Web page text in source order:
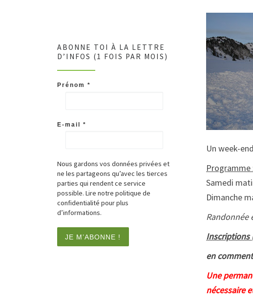
Un week-
Programme
Samedi
Dimanche
Randonnée
Inscriptions
en
Une
nécessaire
ABONNE TOI À LA LETTRE
D’INFOS (1 FOIS PAR MOIS)
Prénom *
E-mail *
Nous gardons vos données privées et
ne les partageons qu’avec les tierces
parties qui rendent ce service
possible. Lire notre politique de
confidentialité pour plus
d’informations.